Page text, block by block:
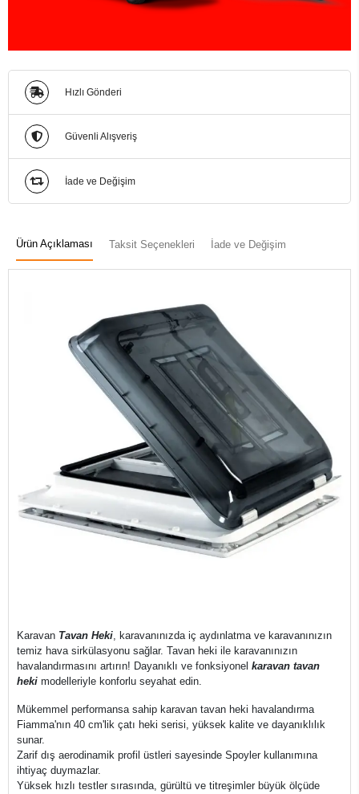
Hızlı Gönderi
Güvenli Alışveriş
İade ve Değişim
Ürün Açıklaması Taksit Seçenekleri İade ve Değişim
Karavan Tavan Heki, karavanınızda iç aydınlatma ve karavanınızın
temiz hava sirkülasyonu sağlar. Tavan heki ile karavanınızın
havalandırmasını artırın! Dayanıklı ve fonksiyonel karavan tavan
heki modelleriyle konforlu seyahat edin.
Mükemmel performansa sahip karavan tavan heki havalandırma
Fiamma'nın 40 cm'lik çatı heki serisi, yüksek kalite ve dayanıklılık
sunar.
Zarif dış aerodinamik profil üstleri sayesinde Spoyler kullanımına
ihtiyaç duymazlar.
Yüksek hızlı testler sırasında, gürültü ve titreşimler büyük ölçüde